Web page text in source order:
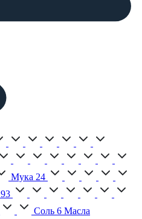
Мука 24
93
Соль 6 Масла